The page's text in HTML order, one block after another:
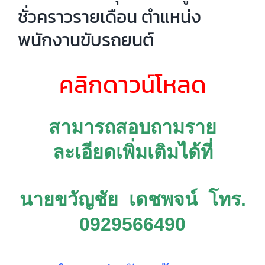
ชั่วคราวรายเดือน ตำแหน่ง
พนักงานขับรถยนต์
คลิกดาวน์โหลด
สามารถสอบถามราย
ละเอียดเพิ่มเติมได้ที่
นายขวัญชัย เดชพจน์ โทร.
0929566490